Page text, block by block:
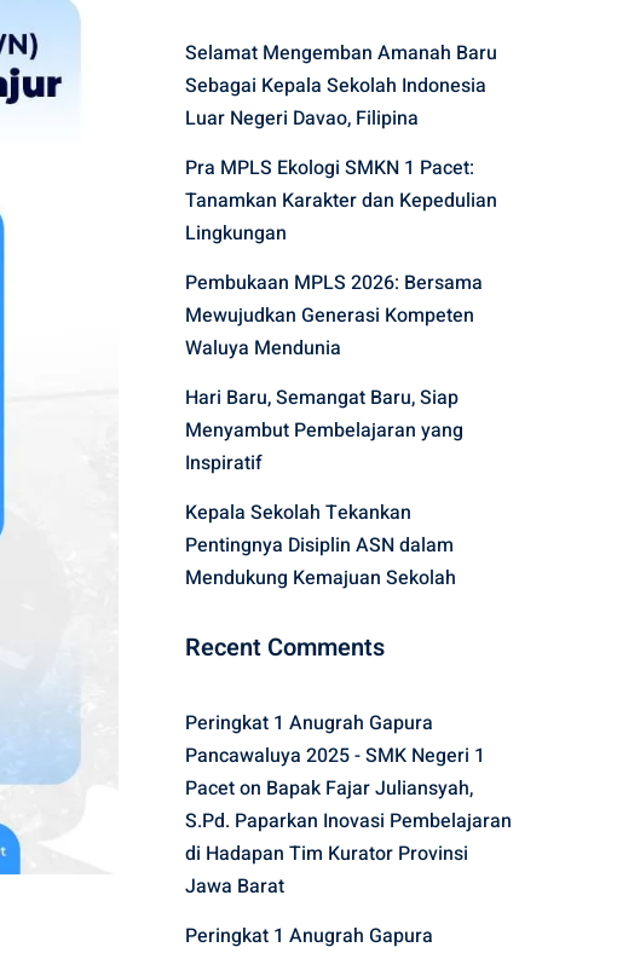
Selamat Mengemban Amanah Baru
Sebagai Kepala Sekolah Indonesia
Luar Negeri Davao, Filipina
Pra MPLS Ekologi SMKN 1 Pacet:
Tanamkan Karakter dan Kepedulian
Lingkungan
Pembukaan MPLS 2026: Bersama
Mewujudkan Generasi Kompeten
Waluya Mendunia
Hari Baru, Semangat Baru, Siap
Menyambut Pembelajaran yang
Inspiratif
Kepala Sekolah Tekankan
Pentingnya Disiplin ASN dalam
Mendukung Kemajuan Sekolah
Recent Comments
Peringkat 1 Anugrah Gapura
Pancawaluya 2025 - SMK Negeri 1
Paceton Bapak Fajar Juliansyah,
S.Pd. Paparkan Inovasi Pembelajaran
di Hadapan Tim Kurator Provinsi
Jawa Barat
Peringkat 1 Anugrah Gapura